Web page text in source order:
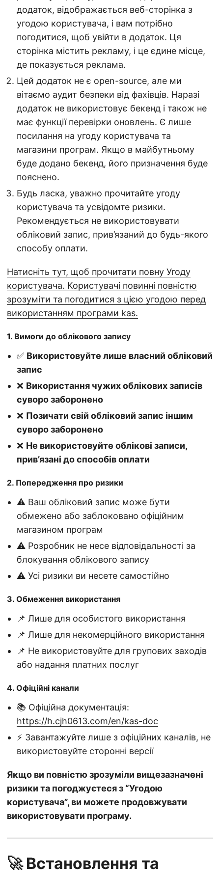
додаток, відображається веб-сторінка з
угодою користувача, і вам потрібно
погодитися, щоб увійти в додаток. Ця
сторінка містить рекламу, і це єдине місце,
де показується реклама.
Цей додаток не є open-source, але ми
вітаємо аудит безпеки від фахівців. Наразі
додаток не використовує бекенд і також не
має функції перевірки оновлень. Є лише
посилання на угоду користувача та
магазини програм. Якщо в майбутньому
буде додано бекенд, його призначення буде
пояснено.
Будь ласка, уважно прочитайте угоду
користувача та усвідомте ризики.
Рекомендується не використовувати
обліковий запис, прив’язаний до будь-якого
способу оплати.
Натисніть тут, щоб прочитати повну Угоду
користувача. Користувачі повинні повністю
зрозуміти та погодитися з цією угодою перед
використанням програми kas.
1. Вимоги до облікового запису
✅ Використовуйте лише власний обліковий
запис
❌ Використання чужих облікових записів
суворо заборонено
❌ Позичати свій обліковий запис іншим
суворо заборонено
❌ Не використовуйте облікові записи,
прив’язані до способів оплати
2. Попередження про ризики
⚠️ Ваш обліковий запис може бути
обмежено або заблоковано офіційним
магазином програм
⚠️ Розробник не несе відповідальності за
блокування облікового запису
⚠️ Усі ризики ви несете самостійно
3. Обмеження використання
📌 Лише для особистого використання
📌 Лише для некомерційного використання
📌 Не використовуйте для групових заходів
або надання платних послуг
4. Офіційні канали
📚 Офіційна документація:
https://h.cjh0613.com/en/kas-doc
⚡ Завантажуйте лише з офіційних каналів, не
використовуйте сторонні версії
Якщо ви повністю зрозуміли вищезазначені
ризики та погоджуєтеся з “Угодою
користувача”, ви можете продовжувати
використовувати програму.
🚀 Встановлення та